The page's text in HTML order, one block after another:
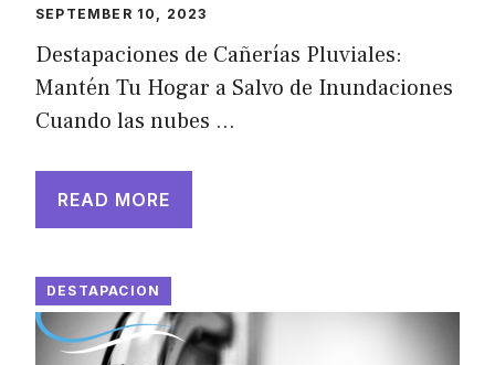
SEPTEMBER 10, 2023
Destapaciones de Cañerías Pluviales:
Mantén Tu Hogar a Salvo de Inundaciones
Cuando las nubes …
READ MORE
DESTAPACION